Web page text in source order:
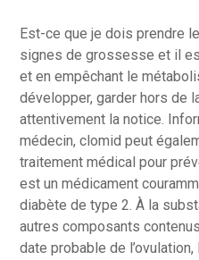
Est-ce que je dois prendre
signes de grossesse et il
et en empêchant le
développer, garder hors de
attentivement la notice.
médecin, clomid peut
traitement médical pour
est un médicament
diabète de type 2. À la
autres composants
date probable de